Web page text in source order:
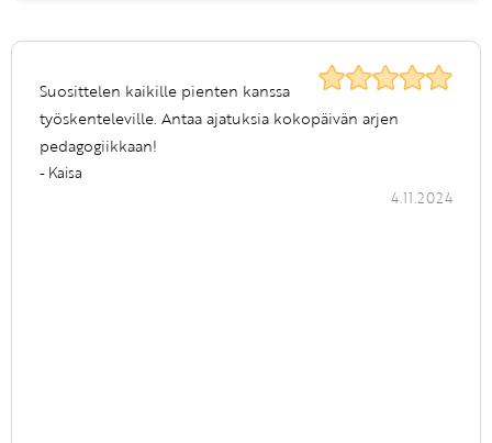
Suosittelen kaikille pienten kanssa
työskenteleville. Antaa ajatuksia kokopäivän arjen
pedagogiikkaan!
- Kaisa
4.11.2024